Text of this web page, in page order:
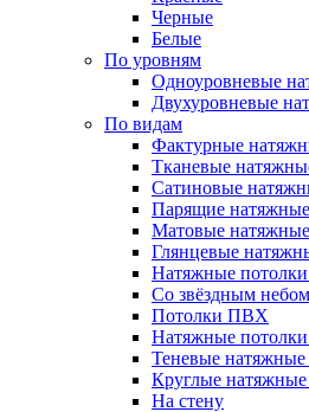
Черные
Белые
По уровням
Одноуровневые
Двухуровневые
По видам
Фактурные
Тканевые
Сатиновые
Парящие
Матовые
Глянцевые
Натяжные
Со звёздным небом
Потолки ПВХ
Натяжные потолки
Теневые натяжные
Круглые натяжные
На стену